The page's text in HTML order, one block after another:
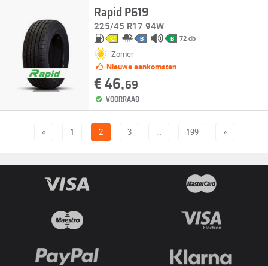
Rapid P619
225/45 R17 94W
C B B 72 db
Zomer
Nieuwe aankomsten
€ 46,69
VOORRAAD
« 1 2 3 … 199 »